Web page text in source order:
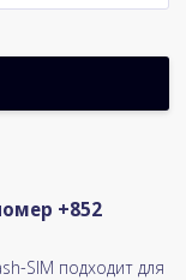
+852
SIM подходит для